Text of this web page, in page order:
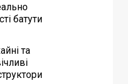
батути
та